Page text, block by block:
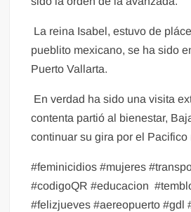
La reina Isabel, estuvo de
pueblito mexicano, se ha sido
Puerto Vallarta.
En verdad ha sido una visita
contenta partió al bienestar,
continuar su gira por el Pacifico
#feminicidios #mujeres
#codigoQR #educacion
#felizjueves #aereopuerto #gdl